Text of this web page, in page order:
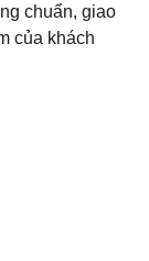
chuẩn, giao
của khách